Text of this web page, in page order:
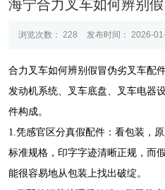
海宁合力叉车如何辨别
浏览次数： 228 发布时间： 2026-
合力叉车如何辨别假冒伪劣叉车配
发动机系统、叉车底盘、叉车电器
件构成。
1.凭感官区分真假配件：看包装，
标准规格，印字字迹清晰正规，而
能很容易地从包装上找出破绽。